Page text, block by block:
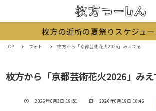
枚方の近所の夏祭りスケジュ
TOP フォト 枚方から「京都芸術花火2026」みえてる
枚方から「京都芸術花火2026」みえ
投稿日
2026年6月3日 19:51 更新日
2026年6月19日 18:46